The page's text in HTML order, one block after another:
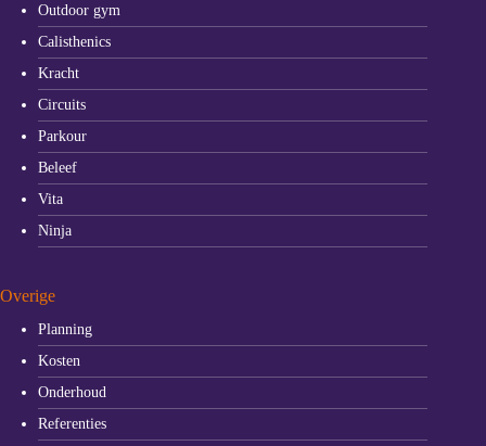
Outdoor gym
Calisthenics
Kracht
Circuits
Parkour
Beleef
Vita
Ninja
Overige
Planning
Kosten
Onderhoud
Referenties